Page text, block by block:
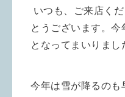
いつも、ご来店く
とうございます。 今
となってまいりまし
今年は雪が降るのも